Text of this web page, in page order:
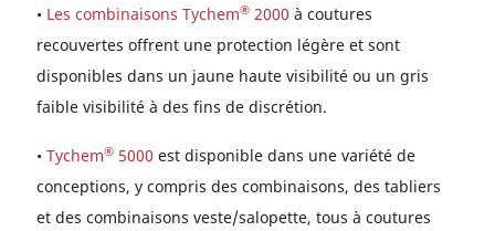
• Les combinaisons Tychem® 2000 à coutures
recouvertes offrent une protection légère et sont
disponibles dans un jaune haute visibilité ou un gris
faible visibilité à des fins de discrétion.
• Tychem® 5000 est disponible dans une variété de
conceptions, y compris des combinaisons, des tabliers
et des combinaisons veste/salopette, tous à coutures